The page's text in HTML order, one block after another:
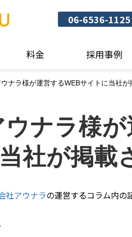
06-6536-1125
料金 採用事例
ナラ様が運営するWEBサイトに当社が
ナラ様
当社が掲載
社アウナラの運営するコラム内の